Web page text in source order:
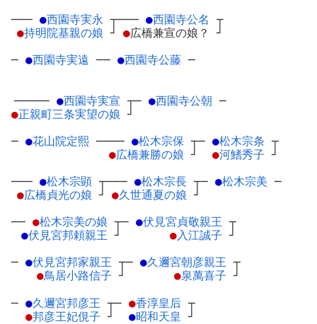
─── ●西園寺実永 ┬
●持明院基親の娘 ┘
─── ●西園寺公名 ┬
●広橋兼宣の娘？ ┘
─ ●西園寺実遠 ── ●西園寺公藤 ─
───── ●西園寺実宣 ┬
●正親町三条実望の娘 ┘
─ ●西園寺公朝 ─
─ ●花山院定熙 ──── ●松木宗保 ┬
●広橋兼勝の娘 ┘
─ ●松木宗条 ┬
●河鰭秀子 ┘
─── ●松木宗顕 ┬
●広橋貞光の娘 ┘
─── ●松木宗長 ┬
●久世通夏の娘 ┘
─ ●松木宗美 ─
── ●松木宗美の娘 ┬
●伏見宮邦頼親王 ┘
─ ●伏見宮貞敬親王 ┬
●入江誠子 ┘
─ ●伏見宮邦家親王 ┬
●鳥居小路信子 ┘
─ ●久邇宮朝彦親王 ┬
●泉萬喜子 ┘
─ ●久邇宮邦彦王 ┬
●邦彦王妃俔子 ┘
─ ●香淳皇后 ┬
●昭和天皇 ┘